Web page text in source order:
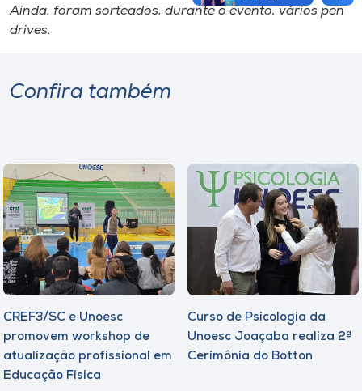
Ainda, foram sorteados, durante o evento, vários pen
drives.
Confira também
CREF3/SC e Unoesc
promovem workshop de
atualização profissional em
Educação Física
Curso de Psicologia da
Unoesc Joaçaba realiza 2ª
Cerimônia do Botton